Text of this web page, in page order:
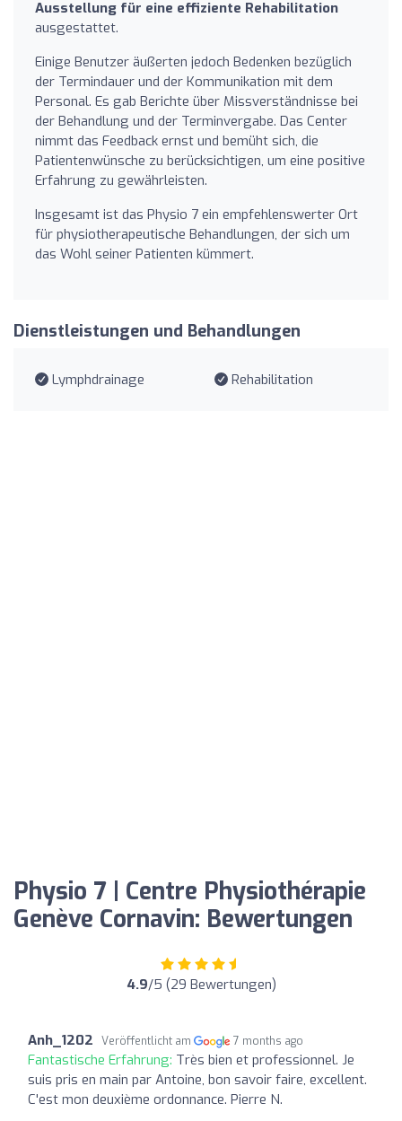
Ausstellung für eine effiziente Rehabilitation
ausgestattet.
Einige Benutzer äußerten jedoch Bedenken bezüglich
der Termindauer und der Kommunikation mit dem
Personal. Es gab Berichte über Missverständnisse bei
der Behandlung und der Terminvergabe. Das Center
nimmt das Feedback ernst und bemüht sich, die
Patientenwünsche zu berücksichtigen, um eine positive
Erfahrung zu gewährleisten.
Insgesamt ist das Physio 7 ein empfehlenswerter Ort
für physiotherapeutische Behandlungen, der sich um
das Wohl seiner Patienten kümmert.
Dienstleistungen und Behandlungen
Lymphdrainage Rehabilitation
Physio 7 | Centre Physiothérapie
Genève Cornavin: Bewertungen
4.9/5 (29 Bewertungen)
Anh_1202 Veröffentlicht am 7 months ago
Fantastische Erfahrung: Très bien et professionnel. Je
suis pris en main par Antoine, bon savoir faire, excellent.
C'est mon deuxième ordonnance. Pierre N.